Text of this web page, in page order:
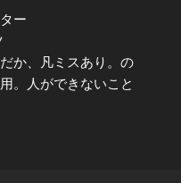
ー
か、凡ミスあり。の
。人ができないこと